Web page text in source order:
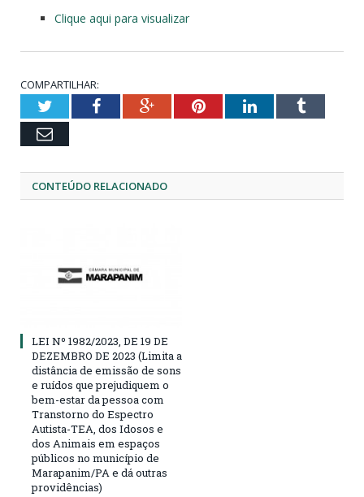
Clique aqui para visualizar
COMPARTILHAR:
TwitterFacebookGoogle+PinterestLinkedInTumblr
Email
CONTEÚDO RELACIONADO
LEI Nº 1982/2023, DE 19 DE
DEZEMBRO DE 2023 (Limita a
distância de emissão de sons
e ruídos que prejudiquem o
bem-estar da pessoa com
Transtorno do Espectro
Autista-TEA, dos Idosos e
dos Animais em espaços
públicos no município de
Marapanim/PA e dá outras
providências)